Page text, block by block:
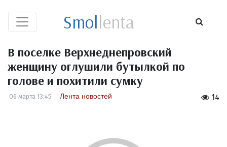
Smollenta
В поселке Верхнеднепровский
женщину оглушили бутылкой по
голове и похитили сумку
14
06 марта 13:45 Лента новостей